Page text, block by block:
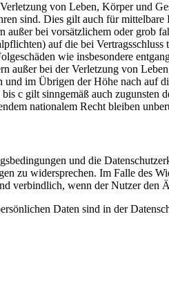
von Leben, Körper und
sind. Dies gilt auch für
außer bei vorsätzlichem oder grob
auf die bei
wie insbesondere
außer bei der Verletzung von
und im Übrigen der Höhe nach auf
c gilt sinngemäß auch zugunsten
nationalem Recht bleiben
und die
zu widersprechen. Im Falle des
verbindlich, wenn der Nutzer den
Daten sind in der